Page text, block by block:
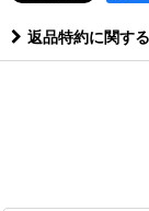
返品特約に関す